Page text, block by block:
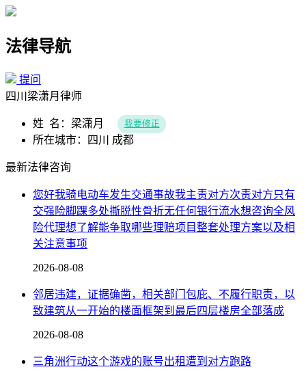
法律导航
提问
四川梁潇月律师
姓 名：梁潇月 我要修正
所在城市：四川 成都
最新法律咨询
您好我骑电动车发生交通事故我主责对方次责对方只有
交强险脚踝多处撕脱性骨折无任何银行流水想咨询全风
险代理想了解能争取哪些理赔项目整套处理方案以及相
关注意事项
2026-08-08
邻居违建，证据确凿，相关部门包庇、不履行职责，以
致建筑从一开始的楼面框架到最后四层楼房全部落成
2026-08-08
三角洲行动这个游戏的账号出租遭到对方跑路